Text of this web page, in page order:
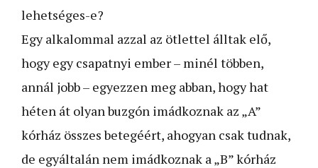
lehetséges-e?
Egy alkalommal azzal az ötlettel álltak elő,
hogy egy csapat­nyi ember – minél többen,
annál jobb – egyezzen meg abban, hogy hat
héten át olyan buzgón imádkoznak az „A”
kórház összes betegéért, ahogyan csak tudnak,
de egyáltalán nem imádkoznak a „B” kórház